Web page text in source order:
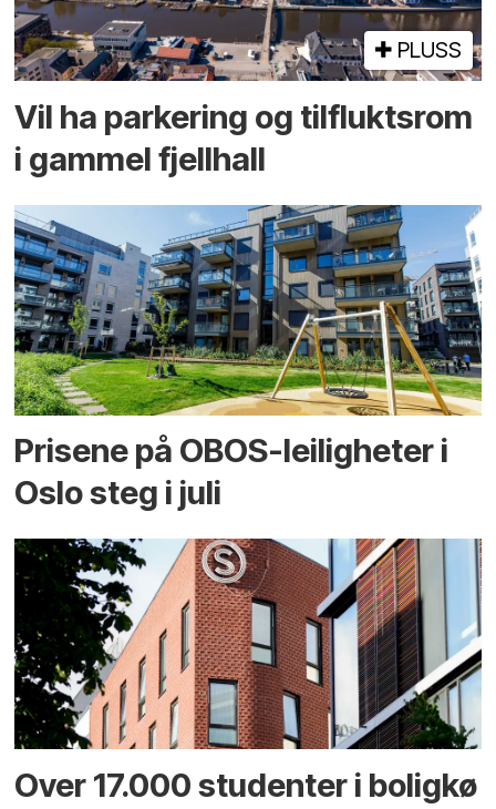
PLUSS
Vil ha parkering og tilflukts­rom
i gammel fjellhall
Prisene på OBOS-leiligheter i
Oslo steg i juli
Over 17.000 studenter i boligkø